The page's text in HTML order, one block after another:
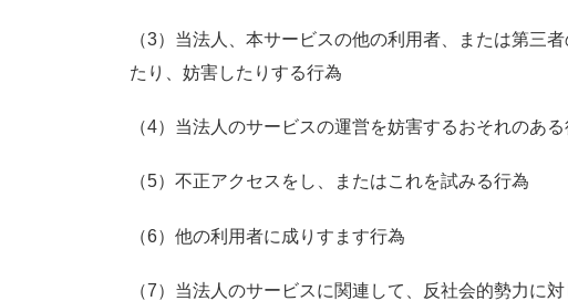
（3）当法人、本サービスの他の利用者、または第三
たり、妨害したりする行為
（4）当法人のサービスの運営を妨害するおそれのある
（5）不正アクセスをし、またはこれを試みる行為
（6）他の利用者に成りすます行為
（7）当法人のサービスに関連して、反社会的勢力に